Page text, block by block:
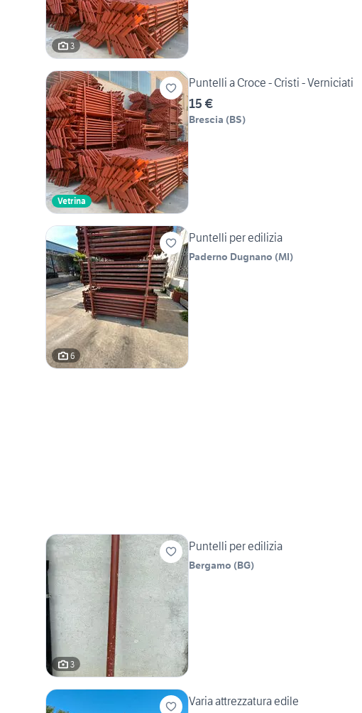
3
Vetrina
Puntelli a Croce - Cristi - Verniciati
15 €
Brescia (BS)
6
Puntelli per edilizia
Paderno Dugnano (MI)
3
Puntelli per edilizia
Bergamo (BG)
Varia attrezzatura edile